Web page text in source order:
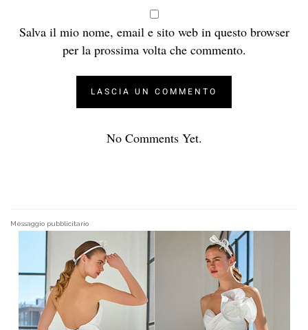
Salva il mio nome, email e sito web in questo browser
per la prossima volta che commento.
No Comments Yet.
Messaggio pubblicitario